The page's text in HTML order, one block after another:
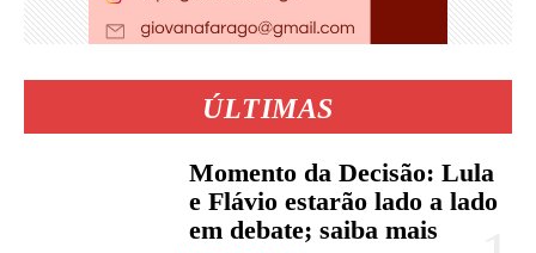
ÚLTIMAS
Momento da Decisão: Lula
e Flávio estarão lado a lado
em debate; saiba mais